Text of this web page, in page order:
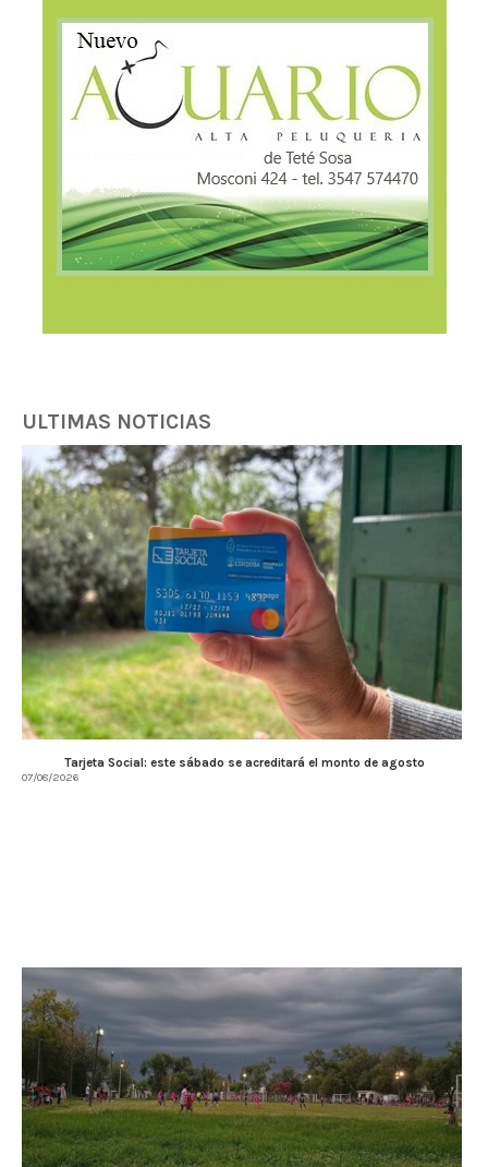
ULTIMAS NOTICIAS
Tarjeta Social: este sábado se acreditará el monto de agosto
07/08/2026